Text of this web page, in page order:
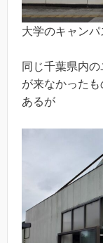
大学のキャン
同じ千葉県内
が来なかった
あるが